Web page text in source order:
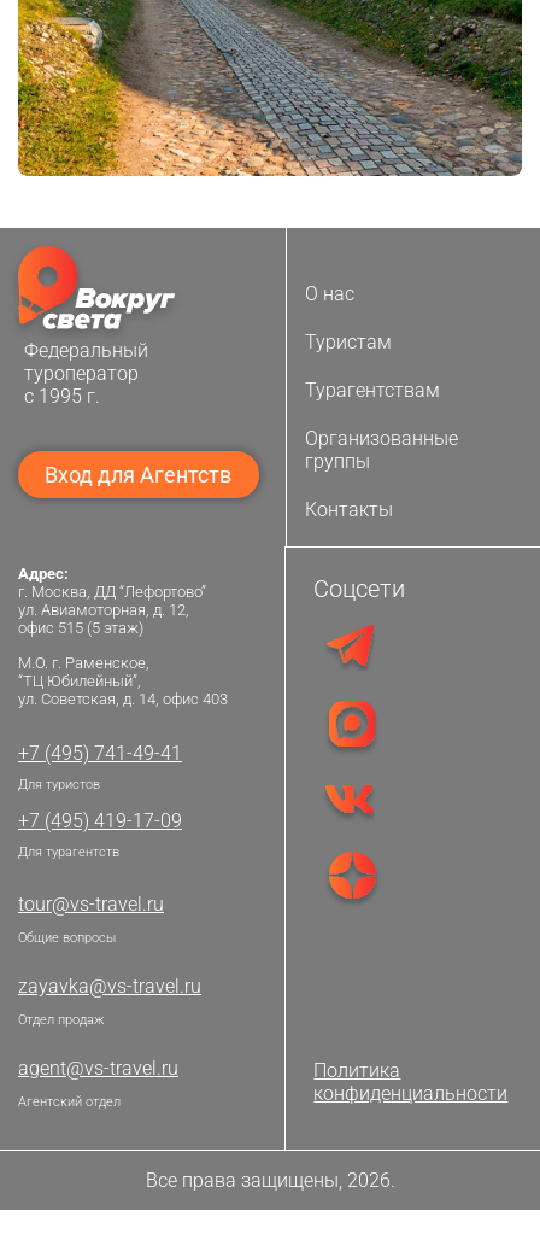
Федеральный
туроператор
с 1995 г.
Вход для Агентств
О нас
Туристам
Турагентствам
Организованные
группы
Контакты
Адрес:
г. Москва, ДД “Лефортово”
ул. Авиамоторная, д. 12,
офис 515 (5 этаж)
М.О. г. Раменское,
“ТЦ Юбилейный”,
ул. Советская, д. 14, офис 403
+7 (495) 741-49-41
Для туристов
+7 (495) 419-17-09
Для турагентств
tour@vs-travel.ru
Общие вопросы
zayavka@vs-travel.ru
Отдел продаж
agent@vs-travel.ru
Агентский отдел
Соцсети
Политика
конфиденциальности
Все права защищены, 2026.